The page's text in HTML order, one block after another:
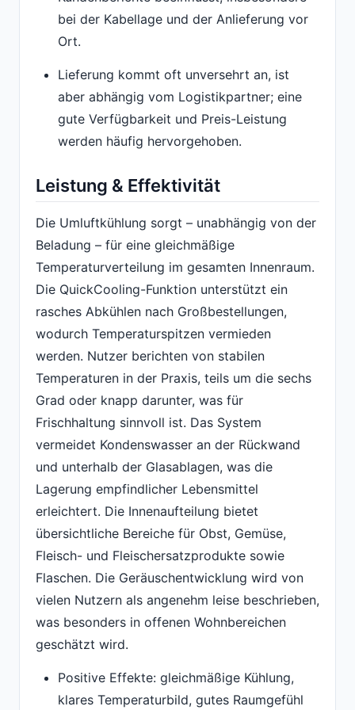
bei der Kabellage und der Anlieferung vor
Ort.
Lieferung kommt oft unversehrt an, ist
aber abhängig vom Logistikpartner; eine
gute Verfügbarkeit und Preis-Leistung
werden häufig hervorgehoben.
Leistung & Effektivität
Die Umluftkühlung sorgt – unabhängig von der
Beladung – für eine gleichmäßige
Temperaturverteilung im gesamten Innenraum.
Die QuickCooling-Funktion unterstützt ein
rasches Abkühlen nach Großbestellungen,
wodurch Temperaturspitzen vermieden
werden. Nutzer berichten von stabilen
Temperaturen in der Praxis, teils um die sechs
Grad oder knapp darunter, was für
Frischhaltung sinnvoll ist. Das System
vermeidet Kondenswasser an der Rückwand
und unterhalb der Glasablagen, was die
Lagerung empfindlicher Lebensmittel
erleichtert. Die Innenaufteilung bietet
übersichtliche Bereiche für Obst, Gemüse,
Fleisch- und Fleischersatzprodukte sowie
Flaschen. Die Geräuschentwicklung wird von
vielen Nutzern als angenehm leise beschrieben,
was besonders in offenen Wohnbereichen
geschätzt wird.
Positive Effekte: gleichmäßige Kühlung,
klares Temperaturbild, gutes Raumgefühl